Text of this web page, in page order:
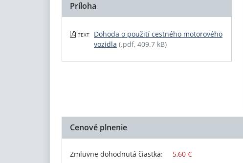
Príloha
TEXT
Dohoda o použití cestného motorového
vozidla (.pdf, 409.7 kB)
Cenové plnenie
Zmluvne dohodnutá čiastka: 5,60 €